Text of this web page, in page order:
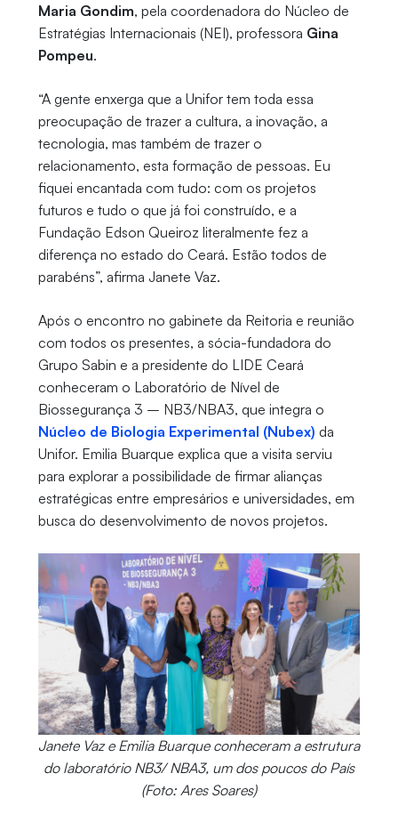
Maria Gondim, pela coordenadora do Núcleo de
Estratégias Internacionais (NEI), professora Gina
Pompeu.
“A gente enxerga que a Unifor tem toda essa
preocupação de trazer a cultura, a inovação, a
tecnologia, mas também de trazer o
relacionamento, esta formação de pessoas. Eu
fiquei encantada com tudo: com os projetos
futuros e tudo o que já foi construído, e a
Fundação Edson Queiroz literalmente fez a
diferença no estado do Ceará. Estão todos de
parabéns”, afirma Janete Vaz.
Após o encontro no gabinete da Reitoria e reunião
com todos os presentes, a sócia-fundadora do
Grupo Sabin e a presidente do LIDE Ceará
conheceram o Laboratório de Nível de
Biossegurança 3 – NB3/NBA3, que integra o
Núcleo de Biologia Experimental (Nubex) da
Unifor. Emilia Buarque explica que a visita serviu
para explorar a possibilidade de firmar alianças
estratégicas entre empresários e universidades, em
busca do desenvolvimento de novos projetos.
Janete Vaz e Emilia Buarque conheceram a estrutura
do laboratório NB3/ NBA3, um dos poucos do País
(Foto: Ares Soares)